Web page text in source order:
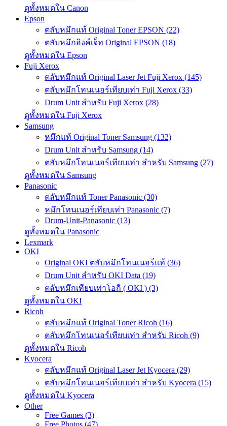
ดูทั้งหมดใน Canon
Epson
ตลับหมึกแท้ Original Toner EPSON (22)
ตลับหมึกอิงค์เจ็ท Original EPSON (18)
ดูทั้งหมดใน Epson
Fuji Xerox
ตลับหมึกแท้ Original Laser Jet Fuji Xerox (145)
ตลับหมึกโทนเนอร์เทียบเท่า Fuji Xerox (33)
Drum Unit สำหรับ Fuji Xerox (28)
ดูทั้งหมดใน Fuji Xerox
Samsung
หมึกแท้ Original Toner Samsung (132)
Drum Unit สำหรับ Samsung (14)
ตลับหมึกโทนเนอร์เทียบเท่า สำหรับ Samsung (27)
ดูทั้งหมดใน Samsung
Panasonic
ตลับหมึกแท้ Toner Panasonic (30)
หมึกโทนเนอร์เทียบเท่า Panasonic (7)
Drum-Unit-Panasonic (13)
ดูทั้งหมดใน Panasonic
Lexmark
OKI
Original OKI ตลับหมึกโทนเนอร์แท้ (36)
Drum Unit สำหรับ OKI Data (19)
ตลับหมึกเทียบเท่าโอกิ ( OKI ) (3)
ดูทั้งหมดใน OKI
Ricoh
ตลับหมึกแท้ Original Toner Ricoh (16)
ตลับหมึกโทนเนอร์เทียบเท่า สำหรับ Ricoh (9)
ดูทั้งหมดใน Ricoh
Kyocera
ตลับหมึกแท้ Original Laser Jet Kyocera (29)
ตลับหมึกโทนเนอร์เทียบเท่า สำหรับ Kyocera (15)
ดูทั้งหมดใน Kyocera
Other
Free Games (3)
Free Photos (47)